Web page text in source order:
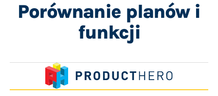
Porównanie planów i
funkcji